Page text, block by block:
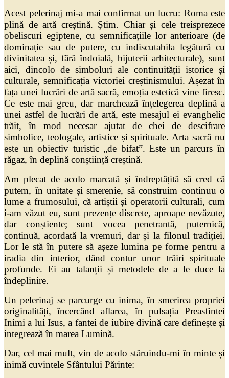
Acest pelerinaj mi-a mai confirmat un lucru: Roma este
plină de artă creștină. Știm. Chiar și cele treisprezece
obeliscuri egiptene, cu semnificațiile lor anterioare (de
dominație sau de putere, cu indiscutabila legătură cu
divinitatea și, fără îndoială, bijuterii arhitecturale), sunt
aici, dincolo de simboluri ale continuității istorice și
culturale, semnificația victoriei creștinismului. Așezat în
fața unei lucrări de artă sacră, emoția estetică vine firesc.
Ce este mai greu, dar marchează înțelegerea deplină a
unei astfel de lucrări de artă, este mesajul ei evanghelic
trăit, în mod necesar ajutat de chei de descifrare
simbolice, teologale, artistice și spirituale. Arta sacră nu
este un obiectiv turistic „de bifat”. Este un parcurs în
răgaz, în deplină conștiință creștină.
Am plecat de acolo marcată și îndreptățită să cred că
putem, în unitate și smerenie, să construim continuu o
lume a frumosului, că artiștii și operatorii culturali, cum
i-am văzut eu, sunt prezențe discrete, aproape nevăzute,
dar conștiente; sunt vocea penetrantă, puternică,
continuă, acordată la vremuri, dar și la filonul tradiției.
Lor le stă în putere să așeze lumina pe forme pentru a
iradia din interior, dând contur unor trăiri spirituale
profunde. Ei au talanții și metodele de a le duce la
îndeplinire.
Un pelerinaj se parcurge cu inima, în smerirea propriei
originalități, încercând aflarea, în pulsația Preasfintei
Inimi a lui Isus, a fantei de iubire divină care definește și
integrează în marea Lumină.
Dar, cel mai mult, vin de acolo stăruindu-mi în minte și
inimă cuvintele Sfântului Părinte: